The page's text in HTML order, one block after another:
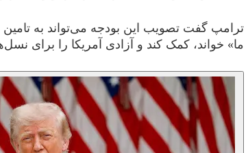
ترامپ گفت تصویب این بودجه می‌تواند به
ما» خواند، کمک کند و آزادی آمریکا را برای